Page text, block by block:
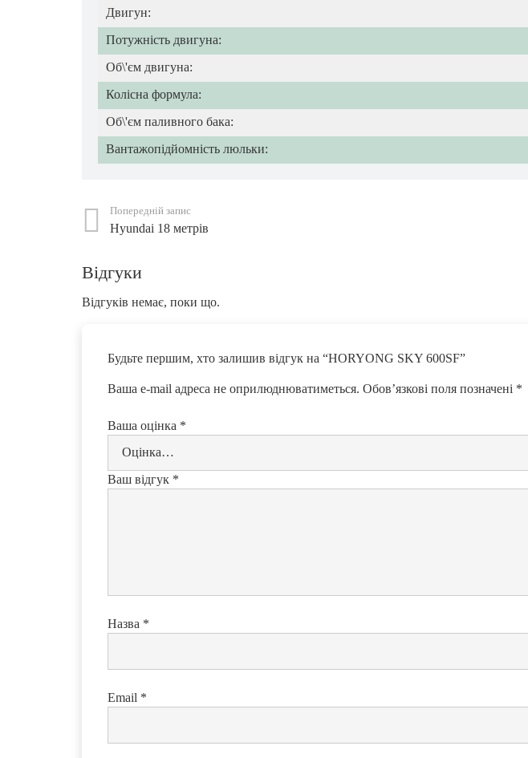
Двигун:
Потужність двигуна:
Об\'єм двигуна:
Колісна формула:
Об\'єм паливного бака:
Вантажопідйомність люльки:
Попередній запис
Hyundai 18 метрів
Відгуки
Відгуків немає, поки що.
Будьте першим, хто залишив відгук на “HORYONG SKY 600SF”
Ваша e-mail адреса не оприлюднюватиметься. Обов’язкові поля позначені *
Ваша оцінка *
Ваш відгук *
Назва *
Email *